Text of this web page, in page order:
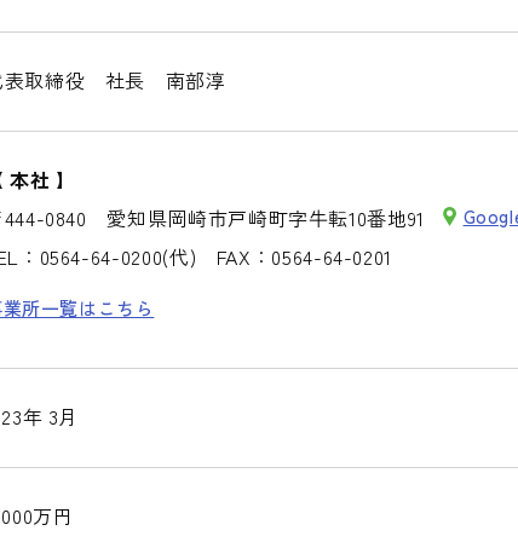
表取締役 社長 南部淳
本社 】
444-0840 愛知県岡崎市戸崎町字牛転10番地91
： 0564-64-0200(代) FAX：0564-64-0201
所一覧はこちら
年 3月
万円